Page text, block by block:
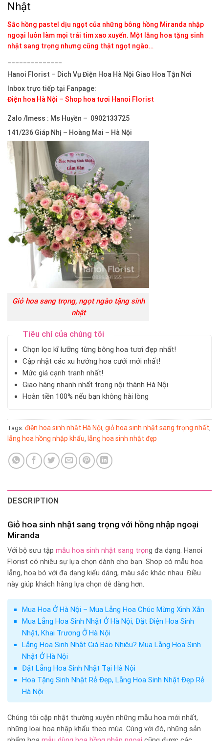
Nhật
Sắc hồng pastel dịu ngọt của những bông hồng Miranda nhập
ngoại luôn làm mọi trái tim xao xuyến. Một lẵng hoa tặng sinh
nhật sang trọng nhưng cũng thật ngọt ngào…
Hanoi Florist – Dich Vụ Điện Hoa Hà Nội Giao Hoa Tận Nơi
Inbox trực tiếp tại Fanpage:
Điện hoa Hà Nội – Shop hoa tươi Hanoi Florist
Zalo /Imess : Ms Huyền – 0902133725
141/236 Giáp Nhị – Hoàng Mai – Hà Nội
Giỏ hoa sang trọng, ngọt ngào tặng sinh
nhật
Tiêu chí của chúng tôi
Chọn lọc kĩ lưỡng từng bông hoa tươi đẹp nhất!
Cập nhật các xu hướng hoa cưới mới nhất!
Mức giá cạnh tranh nhất!
Giao hàng nhanh nhất trong nội thành Hà Nội
Hoàn tiền 100% nếu bạn không hài lòng
Tags: điện hoa sinh nhật Hà Nội, giỏ hoa sinh nhật sang trọng nhất,
lẵng hoa hồng nhập khẩu, lẵng hoa sinh nhật đẹp
DESCRIPTION
Giỏ hoa sinh nhật sang trọng với hồng nhập ngoại
Miranda
Với bộ sưu tập mẫu hoa sinh nhật sang trọng đa dạng. Hanoi
Florist có nhiêu sự lựa chọn dành cho bạn. Shop có mẫu hoa
lẵng, hoa bó với đa dạng kiểu dáng, màu sắc khác nhau. Điều
này giúp khách hàng lựa chọn dễ dàng hơn.
Mua Hoa Ở Hà Nội – Mua Lẵng Hoa Chúc Mừng Xinh Xắn
Mua Lẵng Hoa Sinh Nhật Ở Hà Nội, Đặt Điện Hoa Sinh
Nhật, Khai Trương Ở Hà Nội
Lẵng Hoa Sinh Nhật Giá Bao Nhiêu? Mua Lẵng Hoa Sinh
Nhật Ở Hà Nội
Đặt Lẵng Hoa Sinh Nhật Tại Hà Nội
Hoa Tặng Sinh Nhật Rẻ Đẹp, Lẵng Hoa Sinh Nhật Đẹp Rẻ
Hà Nội
Chúng tôi cập nhật thường xuyên những mẫu hoa mới nhất,
những loại hoa nhập khẩu theo mùa. Cùng với đó, những sản